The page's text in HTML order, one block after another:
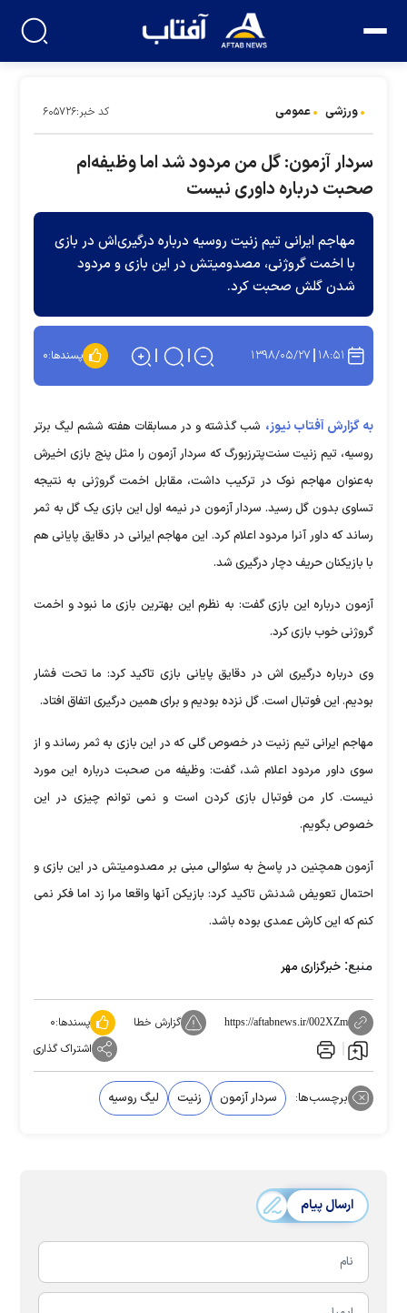
ورزشی عمومی کد خبر:۶۰۵۷۲۶
سردار آزمون: گل من مردود شد اما وظیفه‌ام
صحبت درباره داوری نیست
مهاجم ایرانی تیم زنیت روسیه درباره درگیری‌اش در بازی
با اخمت گروژنی، مصدومیتش در این بازی و مردود
شدن گلش صحبت کرد.
۱۸:۵۱ ۱۳۹۸/۰۵/۲۷ پسندها:۰
به گزارش آفتاب نیوز، شب گذشته و در مسابقات هفته ششم لیگ برتر
روسیه، تیم زنیت سنت‌پترزبورگ که سردار آزمون را مثل پنج بازی اخیرش
به‌عنوان مهاجم نوک در ترکیب داشت، مقابل اخمت گروژنی به نتیجه
تساوی بدون گل رسید. سردار آزمون در نیمه اول این بازی یک گل به ثمر
رساند که داور آنرا مردود اعلام کرد. این مهاجم ایرانی در دقایق پایانی هم
با بازیکنان حریف دچار درگیری شد.
آزمون درباره این بازی گفت: به نظرم این بهترین بازی ما نبود و اخمت
گروژنی خوب بازی کرد.
وی درباره درگیری اش در دقایق پایانی بازی تاکید کرد: ما تحت فشار
بودیم. این فوتبال است. گل نزده بودیم و برای همین درگیری اتفاق افتاد.
مهاجم ایرانی تیم زنیت در خصوص گلی که در این بازی به ثمر رساند و از
سوی داور مردود اعلام شد، گفت: وظیفه من صحبت درباره این مورد
نیست. کار من فوتبال بازی کردن است و نمی توانم چیزی در این
خصوص بگویم.
آزمون همچنین در پاسخ به سئوالی مبنی بر مصدومیتش در این بازی و
احتمال تعویض شدنش تاکید کرد: بازیکن آنها واقعا مرا زد اما فکر نمی
کنم که این کارش عمدی بوده باشد.
منبع: خبرگزاری مهر
https://aftabnews.ir/002XZm گزارش خطا پسندها:۰
اشتراک گذاری
برچسب‌ها: سردار آزمون زنیت لیگ روسیه
ارسال پیام